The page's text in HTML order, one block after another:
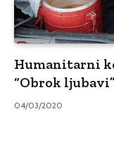
Humanitarni
“Obrok ljubavi”
04/03/2020